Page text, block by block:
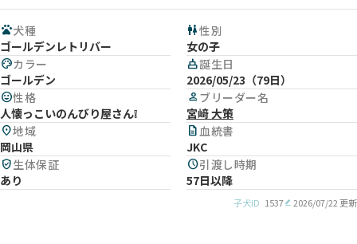
pets犬種
ゴールデンレトリバー
wc性別
女の子
paletteカラー
ゴールデン
cake誕生日
2026/05/23（79日）
mood性格
人懐っこいのんびり屋さん❕
person ブリーダー名
宮﨑 大策
location_on地域
岡山県
description血統書
JKC
verified_user生体保証
あり
schedule引渡し時期
57日以降
子犬ID 1537 2026/07/22 更新